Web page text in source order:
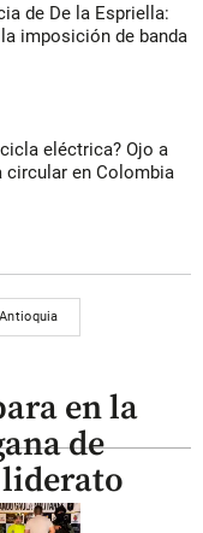
de De la Espriella:
imposición de banda
eléctrica? Ojo a
circular en Colombia
Antioquia
en la
de